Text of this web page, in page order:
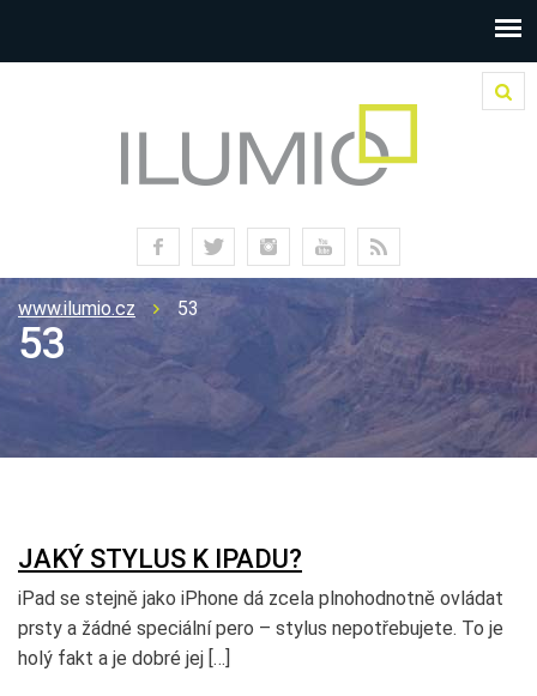
www.ilumio.cz 53
53
JAKÝ STYLUS K IPADU?
iPad se stejně jako iPhone dá zcela plnohodnotně ovládat
prsty a žádné speciální pero – stylus nepotřebujete. To je
holý fakt a je dobré jej […]